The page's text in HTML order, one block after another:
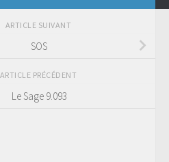
ARTICLE SUIVANT
SOS
ARTICLE PRÉCÉDENT
Le Sage 9.093